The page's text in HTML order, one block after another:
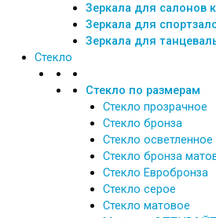
Зеркала для салонов
Зеркала для
Зеркала для
Стекло
Стекло по размерам
Стекло прозрачное
Стекло бронза
Стекло осветленное
Стекло бронза
Стекло Евробронза
Стекло серое
Стекло матовое